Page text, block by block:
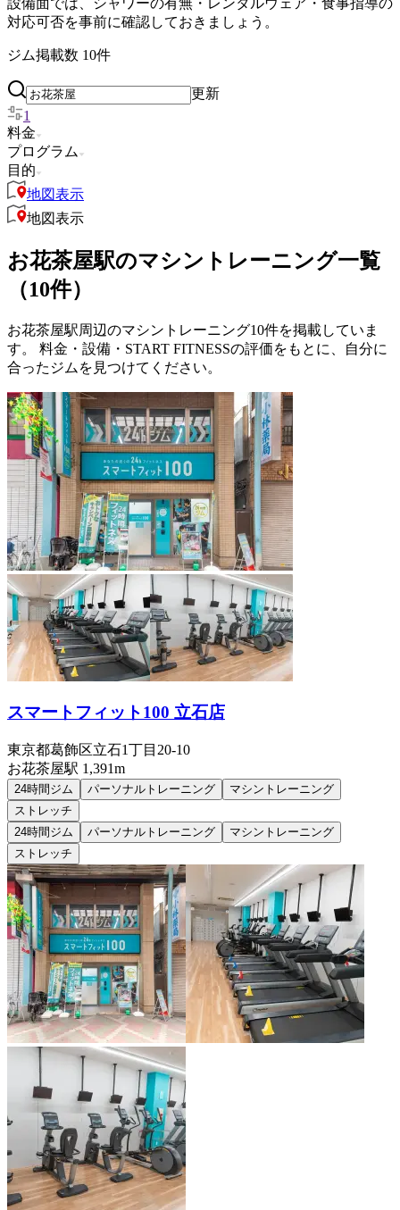
設備面では、シャワーの有無・レンタルウェア・食事指導の
対応可否を事前に確認しておきましょう。
ジム掲載数 10件
更新
1
料金
プログラム
目的
地図表示
地図表示
お花茶屋駅のマシントレーニング一覧
（10件）
お花茶屋駅周辺のマシントレーニング10件を掲載していま
す。 料金・設備・START FITNESSの評価をもとに、自分に
合ったジムを見つけてください。
スマートフィット100 立石店
東京都葛飾区立石1丁目20-10
お花茶屋駅 1,391m
24時間ジム パーソナルトレーニング
マシントレーニング
ストレッチ
24時間ジム
パーソナルトレーニング
マシントレーニング
ストレッチ